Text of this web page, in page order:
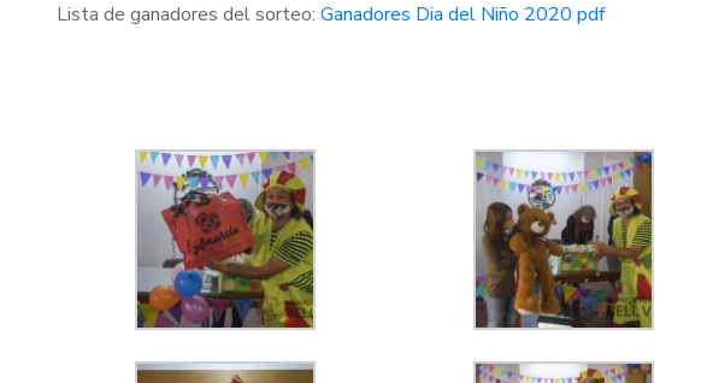
Lista de ganadores del sorteo: Ganadores Dia del Niño 2020 pdf